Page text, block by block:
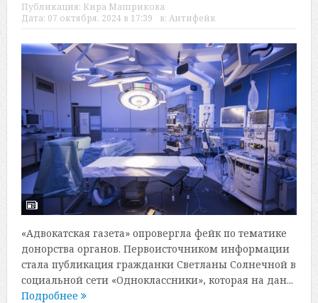
Публикация: Кира Машрикова
Дата: 07 октября, 2024 в 17:39 в: Антифейк
«Адвокатская газета» опровергла фейк по тематике
донорства органов. Первоисточником информации
стала публикация гражданки Светланы Солнечной в
социальной сети «Одноклассники», которая на дан...
Подробнее